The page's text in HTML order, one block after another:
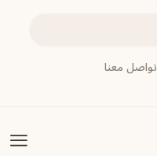
تواصل معنا